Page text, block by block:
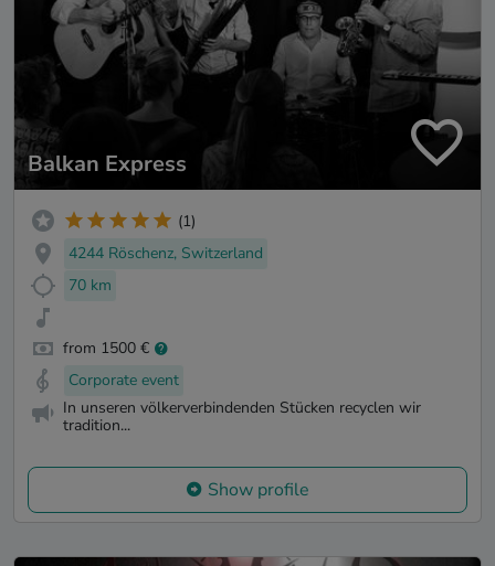
Balkan Express
(1)
4244 Röschenz, Switzerland
70 km
from 1500 €
Corporate event
In unseren völkerverbindenden Stücken recyclen wir
tradition...
Show profile